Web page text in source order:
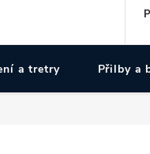
a tretry Přilby a